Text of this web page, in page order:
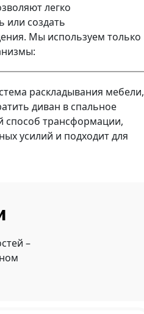
легко
или создать
Мы используем только
раскладывания мебели,
диван в спальное
способ трансформации,
усилий и подходит для
–